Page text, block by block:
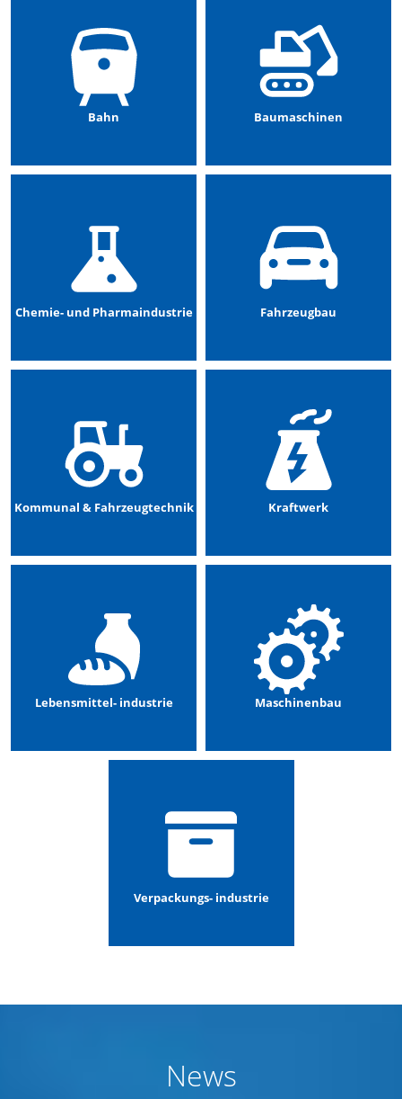
Bahn Baumaschinen
Chemie- und Pharmaindustrie Fahrzeugbau
Kommunal & Fahrzeugtechnik Kraftwerk
Lebensmittel- industrie Maschinenbau
Verpackungs- industrie
News